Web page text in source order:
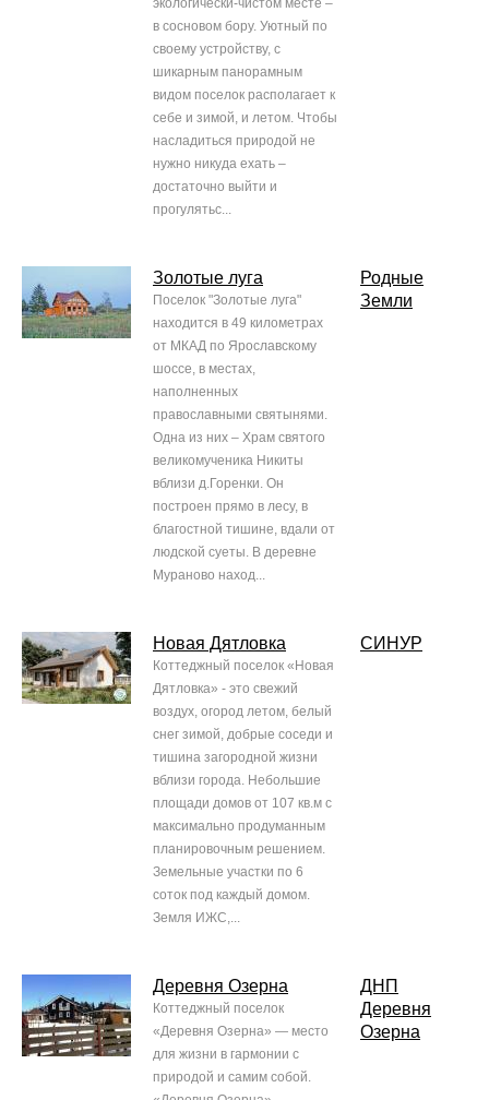
экологически-чистом месте –
в сосновом бору. Уютный по
своему устройству, с
шикарным панорамным
видом поселок располагает к
себе и зимой, и летом. Чтобы
насладиться природой не
нужно никуда ехать –
достаточно выйти и
прогулятьс...
Золотые луга
Поселок "Золотые луга"
находится в 49 километрах
от МКАД по Ярославскому
шоссе, в местах,
наполненных
православными святынями.
Одна из них – Храм святого
великомученика Никиты
вблизи д.Горенки. Он
построен прямо в лесу, в
благостной тишине, вдали от
людской суеты. В деревне
Мураново наход...
Родные
Земли
Новая Дятловка
Коттеджный поселок «Новая
Дятловка» - это свежий
воздух, огород летом, белый
снег зимой, добрые соседи и
тишина загородной жизни
вблизи города. Небольшие
площади домов от 107 кв.м с
максимально продуманным
планировочным решением.
Земельные участки по 6
соток под каждый домом.
Земля ИЖС,...
СИНУР
Деревня Озерна
Коттеджный поселок
«Деревня Озерна» — место
для жизни в гармонии с
природой и самим собой.
ДНП
Деревня
Озерна